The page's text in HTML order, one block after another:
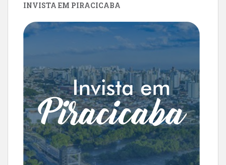
INVISTA EM PIRACICABA